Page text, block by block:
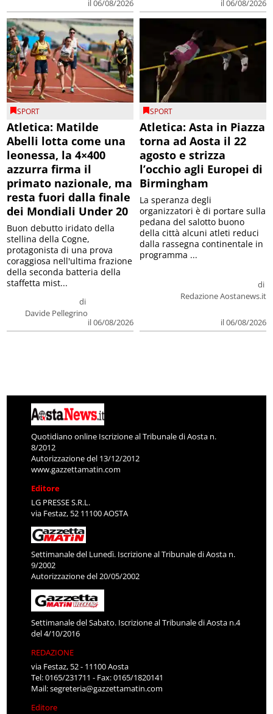
il 06/08/2026 il 06/08/2026
SPORT
Atletica: Matilde
Abelli lotta come una
leonessa, la 4×400
azzurra firma il
primato nazionale, ma
resta fuori dalla finale
dei Mondiali Under 20
di
Davide Pellegrino
il 06/08/2026
Buon debutto iridato della
stellina della Cogne,
protagonista di una prova
coraggiosa nell'ultima frazione
della seconda batteria della
staffetta mist...
SPORT
Atletica: Asta in Piazza
torna ad Aosta il 22
agosto e strizza
l’occhio agli Europei di
Birmingham
di
Redazione Aostanews.it
il 06/08/2026
La speranza degli
organizzatori è di portare sulla
pedana del salotto buono
della città alcuni atleti reduci
dalla rassegna continentale in
programma ...
Quotidiano online Iscrizione al Tribunale di Aosta n.
8/2012
Autorizzazione del 13/12/2012
www.gazzettamatin.com
Editore
LG PRESSE S.R.L.
via Festaz, 52 11100 AOSTA
Settimanale del Lunedì. Iscrizione al Tribunale di Aosta n.
9/2002
Autorizzazione del 20/05/2002
Settimanale del Sabato. Iscrizione al Tribunale di Aosta n.4
del 4/10/2016
REDAZIONE
via Festaz, 52 - 11100 Aosta
Tel: 0165/231711 - Fax: 0165/1820141
Mail:segreteria@gazzettamatin.com
Editore